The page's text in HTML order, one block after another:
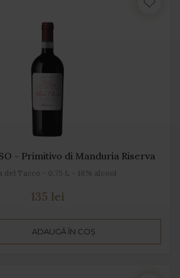
- Primitivo di Manduria Riserva
del Tacco - 0.75 L - 16% alcool
135 lei
ADAUGĂ ÎN COȘ